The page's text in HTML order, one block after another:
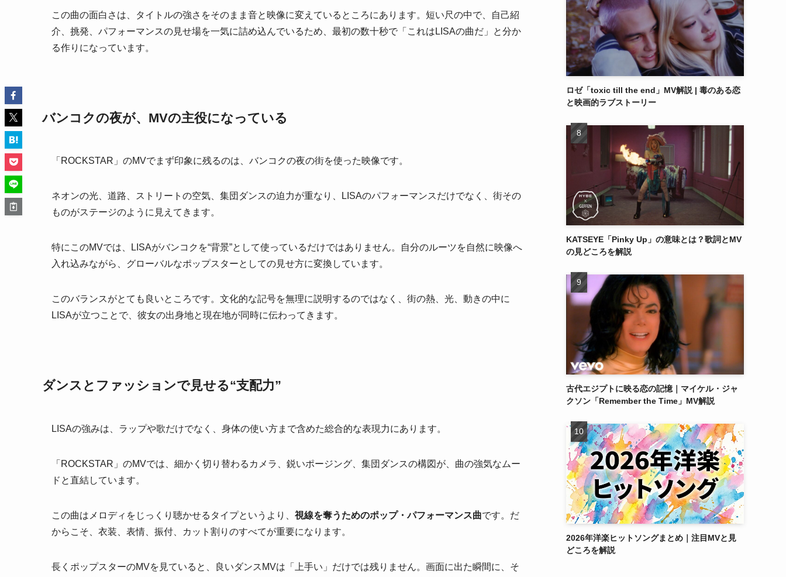
この曲の面白さは、タイトルの強さをそのまま音と映像に変えているところにあります。短い尺の中で、自己紹
介、挑発、パフォーマンスの見せ場を一気に詰め込んでいるため、最初の数十秒で「これはLISAの曲だ」と分か
る作りになっています。
バンコクの夜が、MVの主役になっている
「ROCKSTAR」のMVでまず印象に残るのは、バンコクの夜の街を使った映像です。
ネオンの光、道路、ストリートの空気、集団ダンスの迫力が重なり、LISAのパフォーマンスだけでなく、街その
ものがステージのように見えてきます。
特にこのMVでは、LISAがバンコクを“背景”として使っているだけではありません。自分のルーツを自然に映像へ
入れ込みながら、グローバルなポップスターとしての見せ方に変換しています。
このバランスがとても良いところです。文化的な記号を無理に説明するのではなく、街の熱、光、動きの中に
LISAが立つことで、彼女の出身地と現在地が同時に伝わってきます。
ダンスとファッションで見せる“支配力”
LISAの強みは、ラップや歌だけでなく、身体の使い方まで含めた総合的な表現力にあります。
「ROCKSTAR」のMVでは、細かく切り替わるカメラ、鋭いポージング、集団ダンスの構図が、曲の強気なムー
ドと直結しています。
この曲はメロディをじっくり聴かせるタイプというより、 視線を奪うためのポップ・パフォーマンス曲です。だ
からこそ、衣装、表情、振付、カット割りのすべてが重要になります。
長くポップスターのMVを見ていると、良いダンスMVは「上手い」だけでは残りません。画面に出た瞬間に、そ
ロゼ「toxic till the end」MV解説 | 毒のある恋
と映画的ラブストーリー
KATSEYE「Pinky Up」の意味とは？歌詞とMV
の見どころを解説
古代エジプトに映る恋の記憶｜マイケル・ジャ
クソン「Remember the Time」MV解説
2026年洋楽ヒットソングまとめ｜注目MVと見
どころを解説